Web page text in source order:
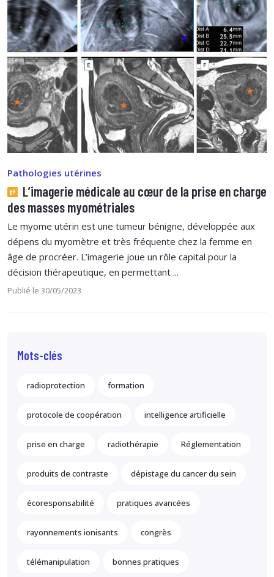
Pathologies utérines
L’imagerie médicale au cœur de la prise en charge
des masses myométriales
Le myome utérin est une tumeur bénigne, développée aux
dépens du myomètre et très fréquente chez la femme en
âge de procréer. L’imagerie joue un rôle capital pour la
décision thérapeutique, en permettant ...
Publié le 30/05/2023
Mots-clés
radioprotection formation
protocole de coopération intelligence artificielle
prise en charge radiothérapie Réglementation
produits de contraste dépistage du cancer du sein
écoresponsabilité pratiques avancées
rayonnements ionisants congrès
télémanipulation bonnes pratiques